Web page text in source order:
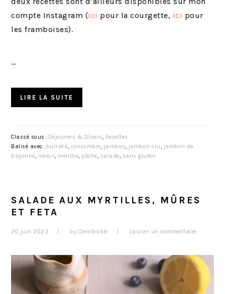
compte Instagram (ici pour la courgette, ici pour
les framboises).
…
LIRE LA SUITE
Classé sous : Déjeuners & Dîners, Recettes
Balisé avec : burrata,concombre, jambon, jambon cru, jambon de
bayonne, melon, menthe, pêche, salade, sans gluten
SALADE AUX MYRTILLES, MÛRES
ET FETA
20 juin 2023 by Clemfoodie Laisser un commentaire